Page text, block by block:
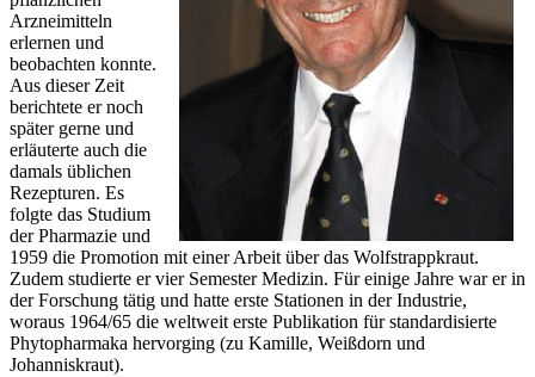
Arzneimitteln
erlernen und
beobachten konnte.
Aus dieser Zeit
berichtete er noch
später gerne und
erläuterte auch die
damals üblichen
Rezepturen. Es
folgte das Studium
der Pharmazie und
1959 die Promotion mit einer Arbeit über das Wolfstrappkraut.
Zudem studierte er vier Semester Medizin. Für einige Jahre war er in
der Forschung tätig und hatte erste Stationen in der Industrie,
woraus 1964/65 die weltweit erste Publikation für standardisierte
Phytopharmaka hervorging (zu Kamille, Weißdorn und
Johanniskraut).